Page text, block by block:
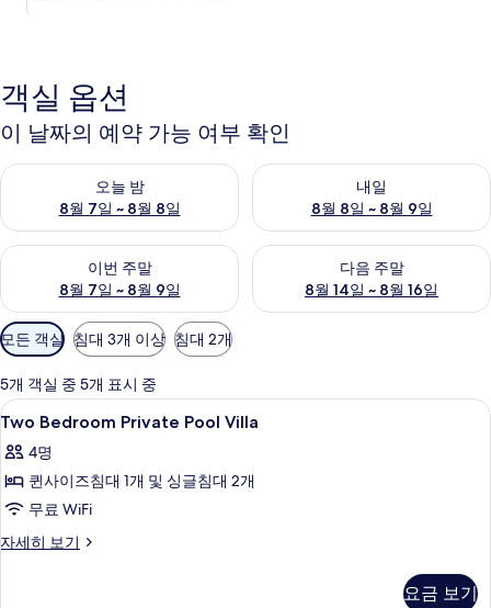
객실 옵션
이 날짜의 예약 가능 여부 확인
오늘 밤
8월 7일 ~ 8월 8일
오늘 밤 예약 가능 여부 확인, 8월 7일 ~ 8월 8일
내일
8월 8일 ~ 8월 9일
내일 예약 가능 여부 확인, 8월
이번 주말
8월 7일 ~ 8월 9일
이번 주말 예약 가능 여부 확인, 8월 7일 ~ 8월 9일
다음 주말
8월 14일 ~ 8월 16일
다음 주말 예약 가능 여부 확인,
객
실
에
사
용
가
능
한
터
모든 객실 침대 3개 이상 침대 2개
5개 객실 중 5개 표시 중
Two
Bedroom
Private
Pool
Villa
사
10
Two Bedroom Private Pool Villa
4명
퀸사이즈침대 1개 및 싱글침대 2개
무료 WiFi
자세히 보기
Two
요금 보기